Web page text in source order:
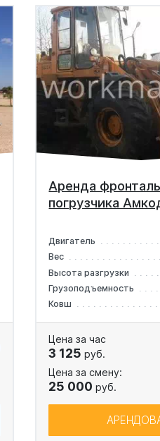
Аренда
погрузчика
Двигатель
Вес
Высота разгрузки
Грузоподъемность
Ковш
Цена за час
3 125 руб.
Цена за смену:
25 000 руб.